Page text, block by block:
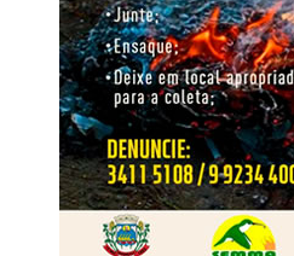
ciclo, responsabilizar os
comando exercido de dentro
estrutura os recursos
para manter suas atividades
WhatsApp
Facebook
Twitter
O crime foi praticado por
anunciaram o roubo e, em
dependências da padaria. No
os dois suspeitos foram
respectivas prisões
Em maio de 2025, os dois
pela Polícia Rodoviária
identificação falsos. Ambos